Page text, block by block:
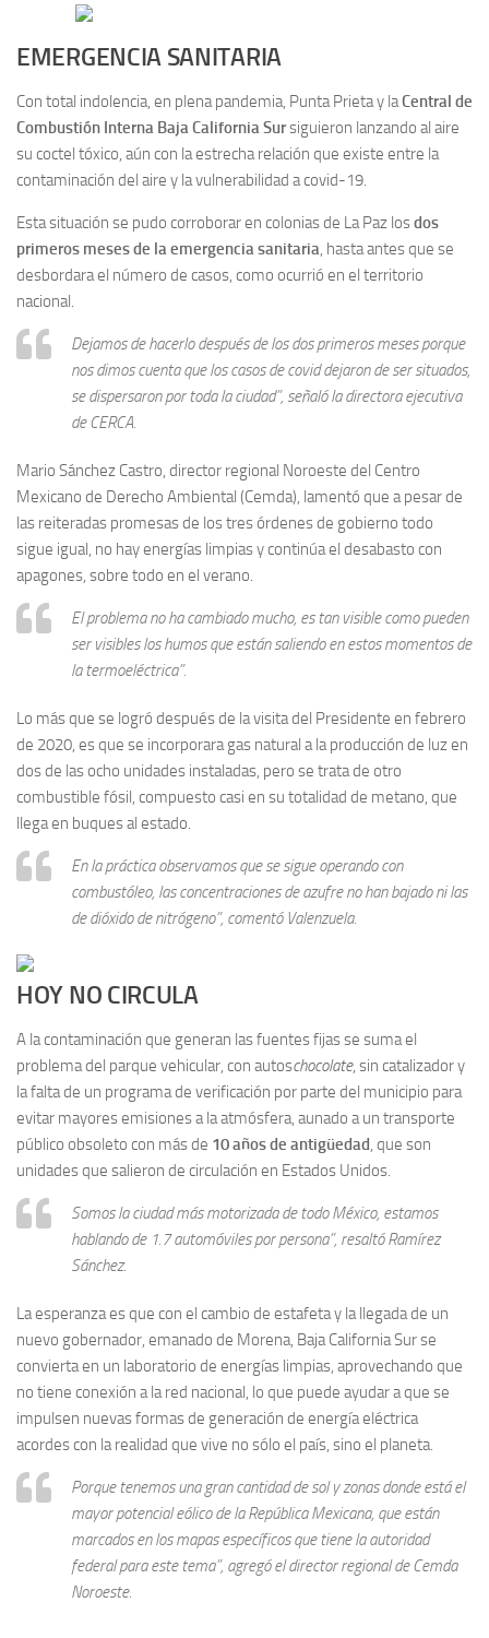
EMERGENCIA SANITARIA
Con total indolencia, en plena pandemia, Punta Prieta y laCentral de
Combustión Interna Baja California Sursiguieron lanzando al aire
su coctel tóxico, aún con la estrecha relación que existe entre la
contaminación del aire y la vulnerabilidad a covid-19.
Esta situación se pudo corroborar en colonias de La Paz losdos
primeros meses de la emergencia sanitaria, hasta antes que se
desbordara el número de casos, como ocurrió en el territorio
nacional.
Dejamos de hacerlo después de los dos primeros meses porque
nos dimos cuenta que los casos de covid dejaron de ser situados,
se dispersaron por toda la ciudad”, señaló la directora ejecutiva
de CERCA.
Mario Sánchez Castro, director regional Noroeste del Centro
Mexicano de Derecho Ambiental (Cemda), lamentó que a pesar de
las reiteradas promesas de los tres órdenes de gobierno todo
sigue igual, no hay energías limpias y continúa el desabasto con
apagones, sobre todo en el verano.
El problema no ha cambiado mucho, es tan visible como pueden
ser visibles los humos que están saliendo en estos momentos de
la termoeléctrica”.
Lo más que se logró después de la visita del Presidente en febrero
de 2020, es que se incorporara gas natural a la producción de luz en
dos de las ocho unidades instaladas, pero se trata de otro
combustible fósil, compuesto casi en su totalidad de metano, que
llega en buques al estado.
En la práctica observamos que se sigue operando con
combustóleo, las concentraciones de azufre no han bajado ni las
de dióxido de nitrógeno”, comentó Valenzuela.
HOY NO CIRCULA
A la contaminación que generan las fuentes fijas se suma el
problema del parque vehicular, con autoschocolate, sin catalizador y
la falta de un programa de verificación por parte del municipio para
evitar mayores emisiones a la atmósfera, aunado a un transporte
público obsoleto con más de 10 años de antigüedad, que son
unidades que salieron de circulación en Estados Unidos.
Somos la ciudad más motorizada de todo México, estamos
hablando de 1.7 automóviles por persona”, resaltó Ramírez
Sánchez.
La esperanza es que con el cambio de estafeta y la llegada de un
nuevo gobernador, emanado de Morena, Baja California Sur se
convierta en un laboratorio de energías limpias, aprovechando que
no tiene conexión a la red nacional, lo que puede ayudar a que se
impulsen nuevas formas de generación de energía eléctrica
acordes con la realidad que vive no sólo el país, sino el planeta.
Porque tenemos una gran cantidad de sol y zonas donde está el
mayor potencial eólico de la República Mexicana, que están
marcados en los mapas específicos que tiene la autoridad
federal para este tema”, agregó el director regional de Cemda
Noroeste.